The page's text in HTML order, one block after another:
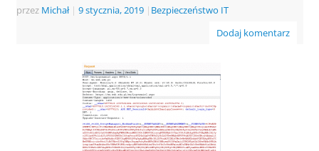
przez Michał | 9 stycznia, 2019 | Bezpieczeństwo IT
Dodaj komentarz